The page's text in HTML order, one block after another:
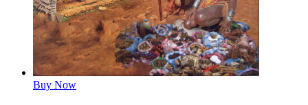
Buy Now